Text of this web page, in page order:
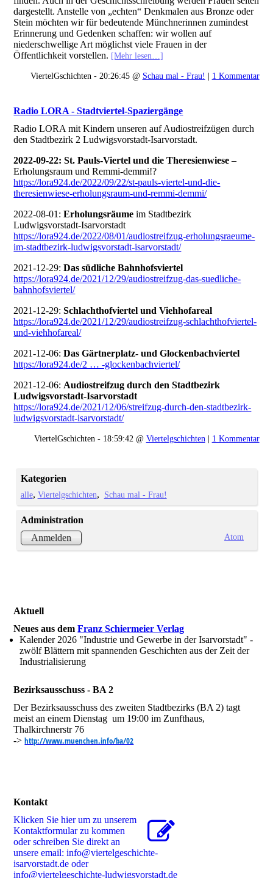
dargestellt. Anstelle von „echten“ Denkmalen aus Bronze oder
Stein möchten wir für bedeutende Münchnerinnen zumindest
Erinnerung und Gedenken schaffen: wir wollen auf
niederschwellige Art möglichst viele Frauen in der
Öffentlichkeit vorstellen. [Mehr lesen…]
ViertelGschichten - 20:26:45 @ Schau mal - Frau! | 1 Kommentar
Radio LORA - Stadtviertel-Spaziergänge
Radio LORA mit Kindern unseren auf Audiostreifzügen durch
den Stadtbezirk 2 Ludwigsvorstadt-Isarvorstadt.
2022-09-22: St. Pauls-Viertel und die Theresienwiese –
Erholungsraum und Remmi-demmi!?
https://lora924.de/2022/09/22/st-pauls-viertel-und-die-
theresienwiese-erholungsraum-und-remmi-demmi/
2022-08-01:Erholungsräumeim Stadtbezirk
Ludwigsvorstadt-Isarvorstadt
https://lora924.de/2022/08/01/audiostreifzug-erholungsraeume-
im-stadtbezirk-ludwigsvorstadt-isarvorstadt/
2021-12-29:Das südliche Bahnhofsviertel
https://lora924.de/2021/12/29/audiostreifzug-das-suedliche-
bahnhofsviertel/
2021-12-29:Schlachthofviertel und Viehhofareal
https://lora924.de/2021/12/29/audiostreifzug-schlachthofviertel-
und-viehhofareal/
2021-12-06:Das Gärtnerplatz- und Glockenbachviertel
https://lora924.de/2 … -glockenbachviertel/
2021-12-06: Audiostreifzug durch den Stadtbezirk
Ludwigsvorstadt-Isarvorstadt
https://lora924.de/2021/12/06/streifzug-durch-den-stadtbezirk-
ludwigsvorstadt-isarvorstadt/
ViertelGschichten - 18:59:42 @ Viertelgschichten | 1 Kommentar
Kategorien
alle Viertelgschichten Schau mal - Frau!
Administration
Anmelden
Atom
Aktuell
Neues aus demFranz Schiermeier Verlag
Kalender 2026 "Industrie und Gewerbe in der Isarvorstadt" -
zwölf Blättern mit spannenden Geschichten aus der Zeit der
Industrialisierung
Bezirksausschuss - BA 2
Der Bezirksausschuss des zweiten Stadtbezirks (BA 2) tagt
meist an einem Dienstag um 19:00 im Zunfthaus,
Thalkirchnerstr 76
->http://www.muenchen.info/ba/02
Kontakt
Klicken Sie hier um zu unserem
Kon­takt­for­mu­lar zu kommen
oder schreiben Sie direkt an
unsere email: info@viertelgeschichte-
isarvorstadt.de oder
info@viertelgeschichte-ludwigsvorstadt.de